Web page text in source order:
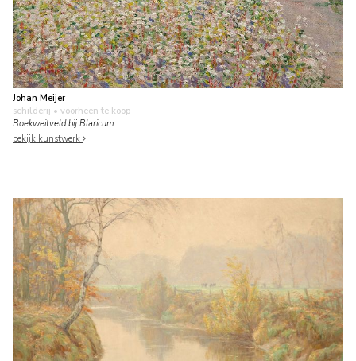
Johan Meijer
schilderij • voorheen te koop
Boekweitveld bij Blaricum
bekijk kunstwerk